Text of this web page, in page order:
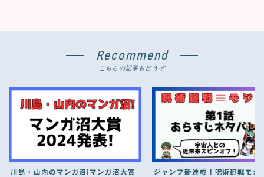
Recommend
こちらの記事もどうぞ
川島・山内のマンガ沼!マンガ沼大賞 ジャンプ新連載！呪術廻戦モジ